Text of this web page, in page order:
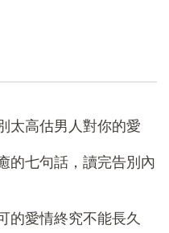
太高估男人對你的愛
的七句話，讀完告別內
的愛情終究不能長久